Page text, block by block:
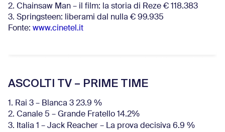
2. Chainsaw Man – il film: la storia di Reze € 118.383
3. Springsteen: liberami dal nulla € 99.935
Fonte: www.cinetel.it
ASCOLTI TV – PRIME TIME
1. Rai 3 – Blanca 3 23.9 %
2. Canale 5 – Grande Fratello 14.2%
3. Italia 1 – Jack Reacher – La prova decisiva 6.9 %